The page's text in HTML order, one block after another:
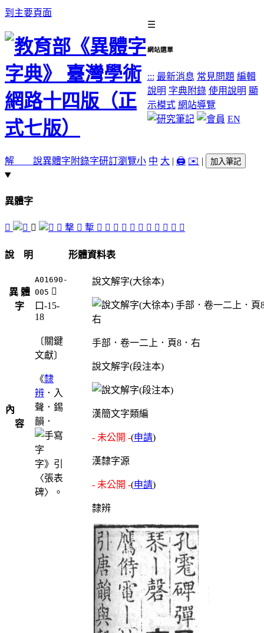
到主要頁面
☰
網站選單
::: 最新消息 常見問題 編輯
說明 字典附錄 使用說明 顯
示模式 網站導覽
EN
解 說異體字 附錄字研訂瀏覽小 中 大 | 🖨️ ✉️ | 加入筆記
異體字
󲘚 󸮈 󲘛 撃 󲘓 㨻 󲘔 󲘍 󲘗 󲘘 󲘒 󲘙 󲘖 󲘜 󲘕 󲘝 󲘑
說 明
異 體
字
A01690-
005 󸮈
口-15-
18
內
容
〔關鍵
文獻〕
《隸
辨 ．入
聲．錫
韻．
字》引
〈張表
碑〉。
形體資料表
說文解字(大徐本)
手部．卷一二上．頁8．右
說文解字(段注本)
漢簡文字類編
- 未公開 -(申請)
漢隸字源
- 未公開 -(申請)
隸辨